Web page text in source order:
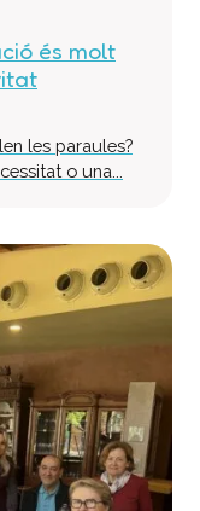
és molt
les paraules?
o una...